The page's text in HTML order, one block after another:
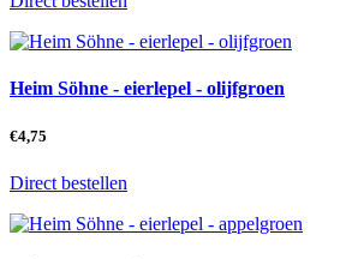
Heim Söhne - eierlepel - olijfgroen
€4,75
Direct bestellen